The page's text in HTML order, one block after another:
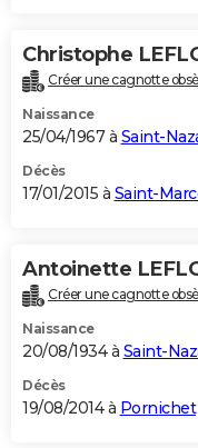
Christophe
Créer une cagnotte
Naissance
25/04/1967 à Saint-
Décès
17/01/2015 à Saint-
Antoinette
Créer une cagnotte
Naissance
20/08/1934 à Saint-
Décès
19/08/2014 à Pornichet